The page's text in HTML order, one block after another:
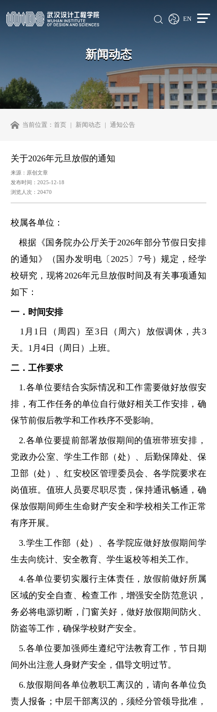
EN
新闻动态
当前位置：首页 新闻动态 通知公告
关于2026年元旦放假的通知
来源：原创文章
发布时间：2025-12-18
浏览人次：20470
校属各单位：
根据《国务院办公厅关于2026年部分节假日安排
的通知》（国办发明电〔2025〕7号）规定，经学
校研究，现将2026年元旦放假时间及有关事项通知
如下：
一．时间安排
1月1日（周四）至3日（周六）放假调休，共3
天。1月4日（周日）上班。
二．工作要求
1.各单位要结合实际情况和工作需要做好放假安
排，有工作任务的单位自行做好相关工作安排，确
保节前假后教学和工作秩序不受影响。
2.各单位要提前部署放假期间的值班带班安排，
党政办公室、学生工作部（处）、后勤保障处、保
卫部（处）、红安校区管理委员会、各学院要求在
岗值班。值班人员要尽职尽责，保持通讯畅通，确
保放假期间师生生命财产安全和学校相关工作正常
有序开展。
3.学生工作部（处）、各学院应做好放假期间学
生去向统计、安全教育、学生返校等相关工作。
4.各单位要切实履行主体责任，放假前做好所属
区域的安全自查、检查工作，增强安全防范意识，
务必将电源切断，门窗关好，做好放假期间防火、
防盗等工作，确保学校财产安全。
5.各单位要加强师生遵纪守法教育工作，节日期
间外出注意人身财产安全，倡导文明过节。
6.放假期间各单位教职工离汉的，请向各单位负
责人报备；中层干部离汉的，须经分管领导批准，